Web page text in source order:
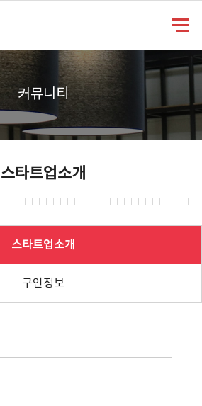
커뮤니티
스타트업소개
스타트업소개
구인정보